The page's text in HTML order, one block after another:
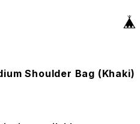
Shoulder Bag (Khaki)